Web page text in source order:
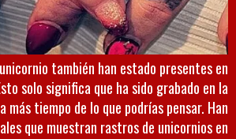
también han estado presentes en
solo significa que ha sido grabado en la
más tiempo de lo que podrías pensar. Han
que muestran rastros de unicornios en